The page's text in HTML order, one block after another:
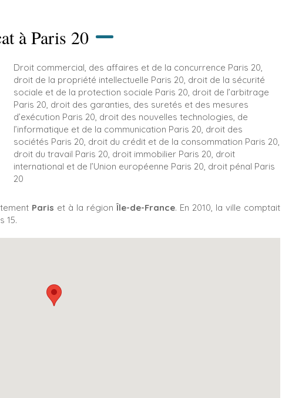
à Paris 20
Droit commercial, des affaires et de la concurrence Paris 20,
droit de la propriété intellectuelle Paris 20, droit de la sécurité
sociale et de la protection sociale Paris 20, droit de l’arbitrage
Paris 20, droit des garanties, des suretés et des mesures
d’exécution Paris 20, droit des nouvelles technologies, de
l’informatique et de la communication Paris 20, droit des
sociétés Paris 20, droit du crédit et de la consommation Paris 20,
droit du travail Paris 20, droit immobilier Paris 20, droit
international et de l’Union européenne Paris 20, droit pénal Paris
20
Paris et à la région Île-de-France. En 2010, la ville comptait
15.